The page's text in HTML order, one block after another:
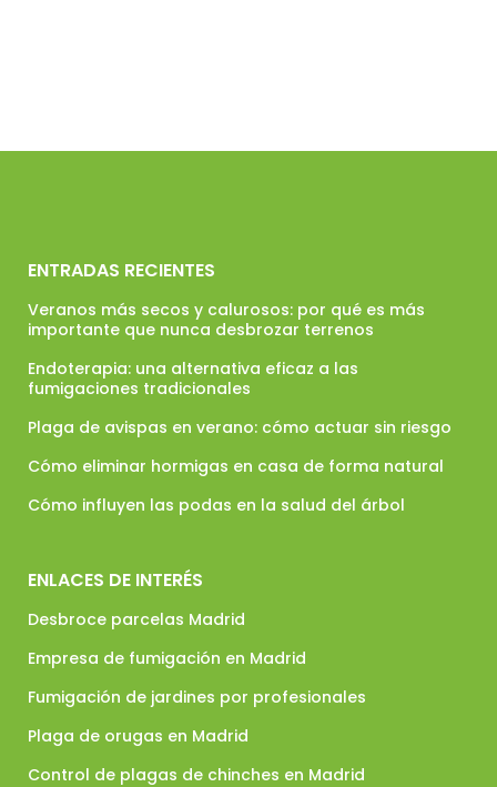
ENTRADAS RECIENTES
Veranos más secos y calurosos: por qué es más
importante que nunca desbrozar terrenos
Endoterapia: una alternativa eficaz a las
fumigaciones tradicionales
Plaga de avispas en verano: cómo actuar sin riesgo
Cómo eliminar hormigas en casa de forma natural
Cómo influyen las podas en la salud del árbol
ENLACES DE INTERÉS
Desbroce parcelas Madrid
Empresa de fumigación en Madrid
Fumigación de jardines por profesionales
Plaga de orugas en Madrid
Control de plagas de chinches en Madrid